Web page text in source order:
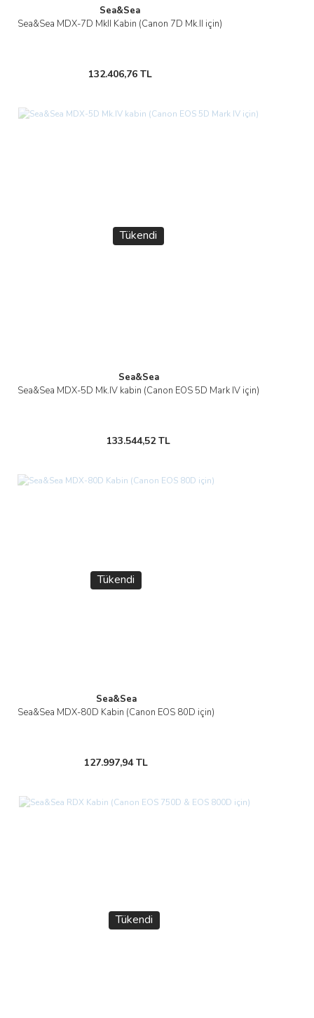
Sea&Sea
Sea&Sea MDX-7D MkII Kabin (Canon 7D Mk.II için)
132.406,76 TL
Tükendi
Sea&Sea
Sea&Sea MDX-5D Mk.IV kabin (Canon EOS 5D Mark IV için)
133.544,52 TL
Tükendi
Sea&Sea
Sea&Sea MDX-80D Kabin (Canon EOS 80D için)
127.997,94 TL
Tükendi